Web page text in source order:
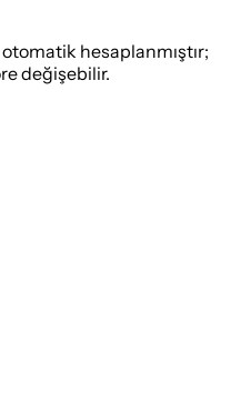
hesaplanmıştır;
değişebilir.